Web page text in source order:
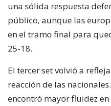
una sólida respuesta
público, aunque las
en el tramo final para
25-18.
El tercer set volvió a
reacción de las
encontró mayor fluidez